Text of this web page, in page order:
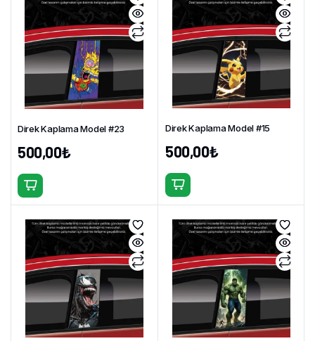
Direk Kaplama Model #23
500,00₺
Direk Kaplama Model #15
500,00₺